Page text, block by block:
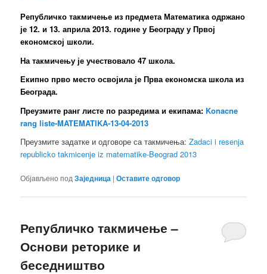
Републичко такмичење из предмета Математика одржано
је 12. и 13. априла 2013. године у Београду у Првој
економској школи.
На такмичењу је учествовало 47 школа.
Екипно прво место освојила је Прва економска школа из
Београда.
Преузмите ранг листе по разредима и екипама: Konacne
rang liste-MATEMATIKA-13-04-2013
Преузмите задатке и одговоре са такмичења:Zadaci i resenja
republicko takmicenje iz matematike-Beograd 2013
Објављено под Заједница |Оставите одговор
Републичко такмичење –
Основи реторике и
беседништво